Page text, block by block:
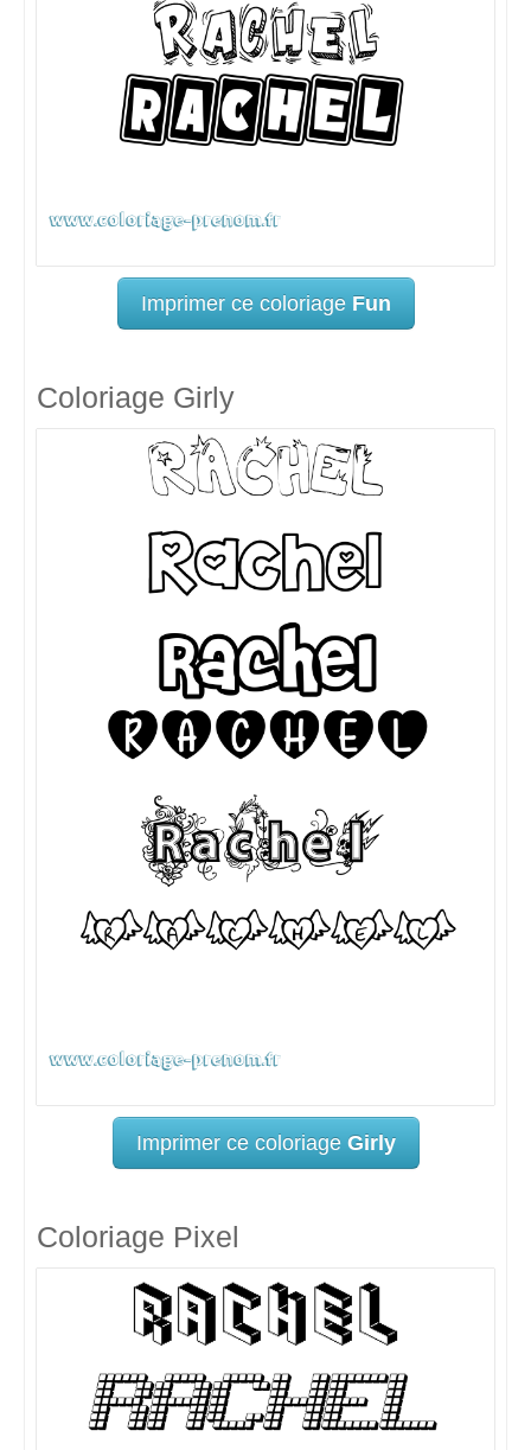
Imprimer ce coloriage Fun
Coloriage Girly
Imprimer ce coloriage Girly
Coloriage Pixel